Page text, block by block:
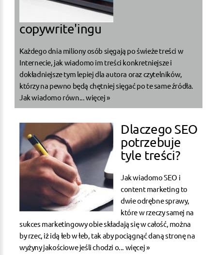
copywrite'ingu
Każdego dnia miliony osób sięgają po świeże treści w
Internecie, jak wiadomo im treści konkretniejsze i
dokładniejsze tym lepiej dla autora oraz czytelników,
którzy na pewno będą chętniej sięgać po te same źródła.
Jak wiadomo równ... więcej »
Dlaczego SEO
potrzebuje
tyle treści?
Jak wiadomo SEO i
content marketing to
dwie odrębne sprawy,
które w rzeczy samej na
sukces marketingowy obie składają się w całość, można
by rzec, iż idą łeb w łeb, tak aby pociągnąć daną stronę na
wyżyny jakościowe jeśli chodzi o... więcej »